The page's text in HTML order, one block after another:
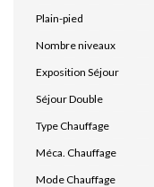
Plain-pied
Nombre niveaux
Exposition Séjour
Séjour Double
Type Chauffage
Méca. Chauffage
Mode Chauffage